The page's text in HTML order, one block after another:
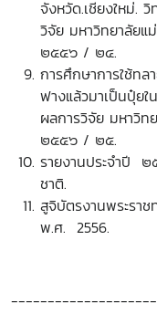
จังหวัด.เชียงใหม่.
วิจัย มหาวิทยาลั
๒๕๕๖ / ๒๔.
การศึกษาการใช้ทล
ฟางแล้วมาเป็นปุ๋
ผลการวิจัย มหาวิท
๒๕๕๖ / ๒๕.
รายงานประจำปี
ชาติ.
สูจิบัตรงานพระรา
พ.ศ. 2556.
--------------------